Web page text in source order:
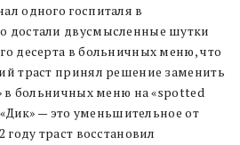
одного госпиталя в
достали двусмысленные шутки
десерта в больничных меню, что
траст принял решение заменить
в больничных меню на «spotted
— это уменьшительное от
траст восстановил